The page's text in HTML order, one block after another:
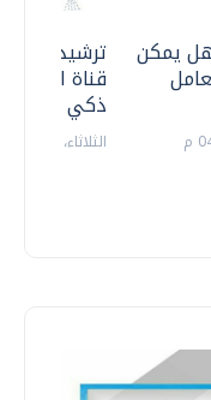
ترشيدا
قناة
ذكي
الثلاثاء، 14 يوليو 2026 06:11 م
يمكن